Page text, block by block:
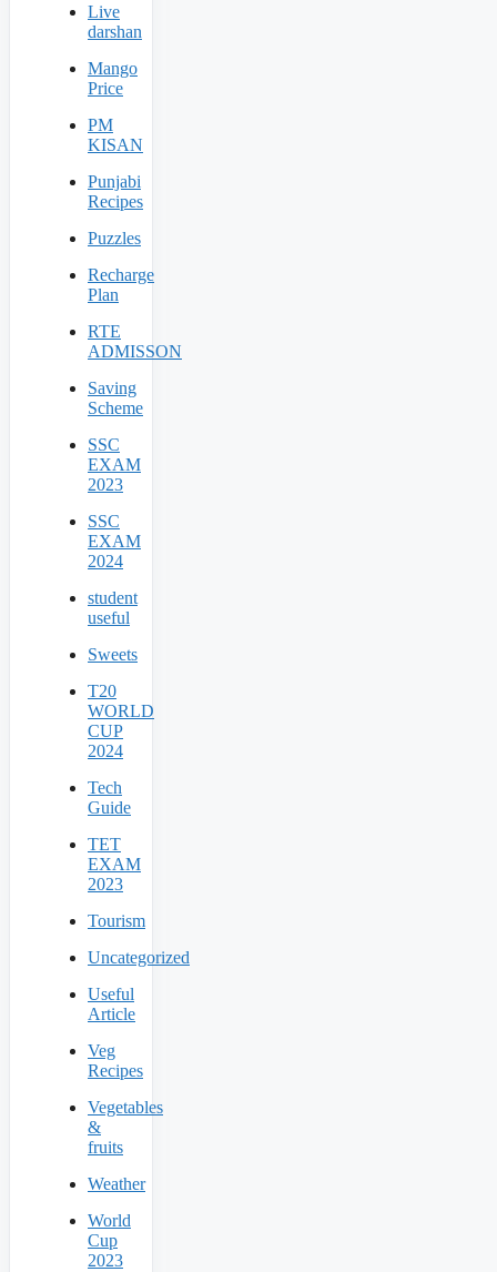
Live
darshan
Mango
Price
PM
KISAN
Punjabi
Recipes
Puzzles
Recharge
Plan
RTE
ADMISSON
Saving
Scheme
SSC
EXAM
2023
SSC
EXAM
2024
student
useful
Sweets
T20
WORLD
CUP
2024
Tech
Guide
TET
EXAM
2023
Tourism
Uncategorized
Useful
Article
Veg
Recipes
Vegetables
&
fruits
Weather
World
Cup
2023